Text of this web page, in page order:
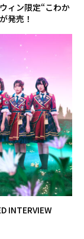
ィン限定“こわか
発売！
INTERVIEW